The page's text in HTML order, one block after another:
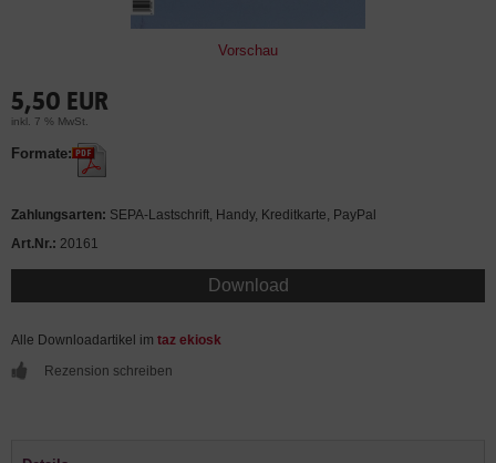
Vorschau
5,50 EUR
inkl. 7 % MwSt.
Formate:
Zahlungsarten: SEPA-Lastschrift, Handy, Kreditkarte, PayPal
Art.Nr.: 20161
Download
Alle Downloadartikel im taz ekiosk
Rezension schreiben